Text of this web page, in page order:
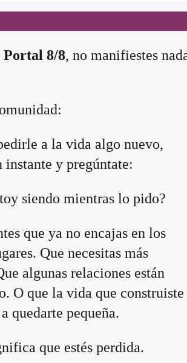
Portal 8/8, no manifiestes
a la vida algo nuevo,
instante y pregúntate:
siendo mientras lo pido?
que ya no encajas en los
Que necesitas más
algunas relaciones están
O que la vida que construiste
quedarte pequeña.
que estés perdida.